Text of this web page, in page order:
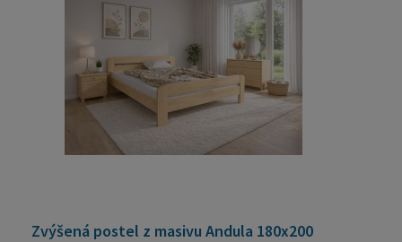
Zvýšená postel z masivu Andula 180x200